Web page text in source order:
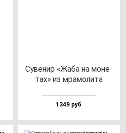
Суве­нир «Жаба на мо­не­
тах» из мра­мо­ли­та
1349 руб